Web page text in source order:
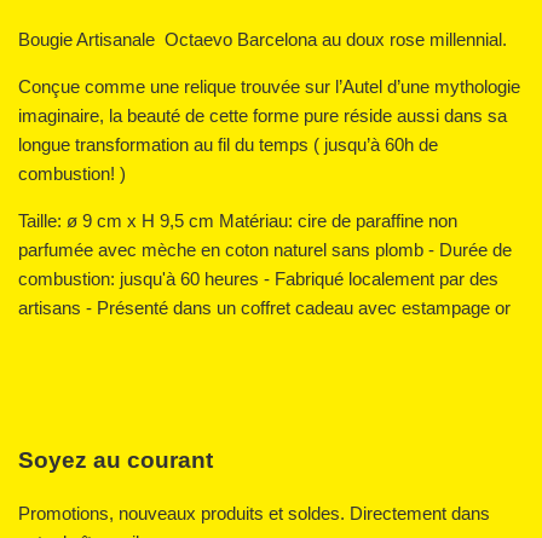
Bougie Artisanale Octaevo Barcelona au doux rose millennial.
Conçue comme une relique trouvée sur l’Autel d’une mythologie
imaginaire, la beauté de cette forme pure réside aussi dans sa
longue transformation au fil du temps ( jusqu’à 60h de
combustion! )
Taille: ø 9 cm x H 9,5 cm Matériau: cire de paraffine non
parfumée avec mèche en coton naturel sans plomb - Durée de
combustion: jusqu'à 60 heures - Fabriqué localement par des
artisans - Présenté dans un coffret cadeau avec estampage or
Soyez au courant
Promotions, nouveaux produits et soldes. Directement dans